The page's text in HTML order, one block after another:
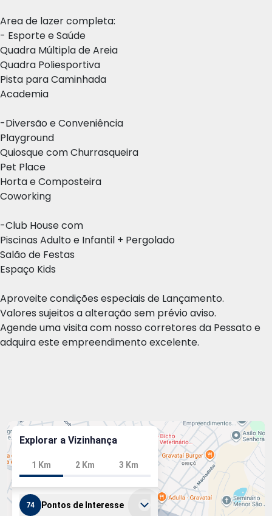
Area de lazer completa:
- Esporte e Saúde
Quadra Múltipla de Areia
Quadra Poliesportiva
Pista para Caminhada
Academia
-Diversão e Conveniência
Playground
Quiosque com Churrasqueira
Pet Place
Horta e Composteira
Coworking
-Club House com
Piscinas Adulto e Infantil + Pergolado
Salão de Festas
Espaço Kids
Aproveite condições especiais de Lançamento.
Valores sujeitos a alteração sem prévio aviso.
Agende uma visita com nosso corretores da Pessato e
adquira este empreendimento excelente.